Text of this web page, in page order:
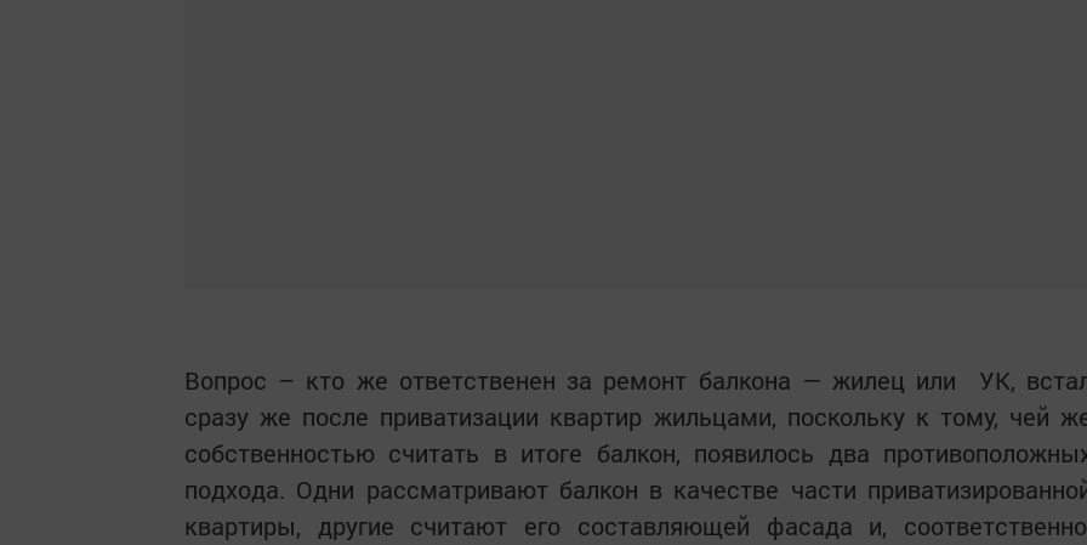
Вопрос – кто же ответственен за ремонт балкона — жилец или УК,
сразу же после приватизации квартир жильцами, поскольку к тому, чей
собственностью считать в итоге балкон, появилось два
подхода. Одни рассматривают балкон в качестве части
квартиры, другие считают его составляющей фасада и,